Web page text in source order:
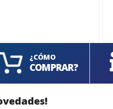
¿CÓMO
COMPRAR?